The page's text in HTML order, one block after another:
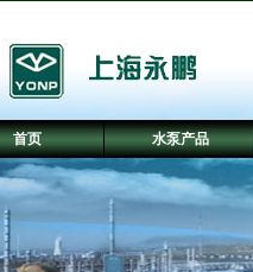
首页 水泵产品